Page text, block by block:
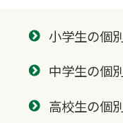
小学生の個
中学生の個
高校生の個